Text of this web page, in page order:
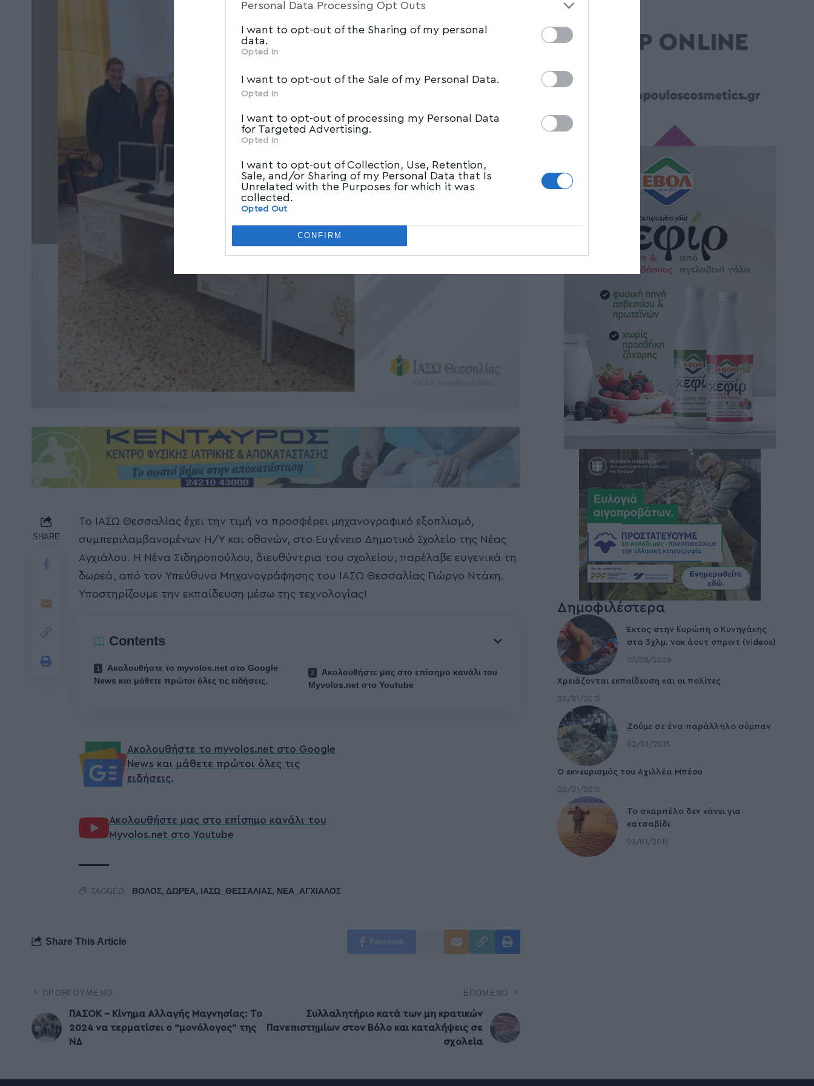
parties.
Personal Data Processing Opt Outs
I want to opt-out of the Sharing of my personal
data.
Opted In
I want to opt-out of the Sale of my Personal Data.
Opted In
I want to opt-out of processing my Personal Data
for Targeted Advertising.
Opted In
I want to opt-out of Collection, Use, Retention,
Sale, and/or Sharing of my Personal Data that Is
Unrelated with the Purposes for which it was
collected.
Opted Out
CONFIRM
SHARE
Το ΙΑΣΩ Θεσσαλίας έχει την τιμή να προσφέρει μηχανογραφικό εξοπλισμό,
συμπεριλαμβανομένων Η/Υ και οθονών, στο Ευγένειο Δημοτικό Σχολείο της Νέας
Αγχιάλου. Η Νένα Σιδηροπούλου, διευθύντρια του σχολείου, παρέλαβε ευγενικά τη
δωρεά, από τον Υπεύθυνο Μηχανογράφησης του ΙΑΣΩ Θεσσαλίας Γιώργο Ντάκη.
Υποστηρίζουμε την εκπαίδευση μέσω της τεχνολογίας!
Contents
Ακολουθήστε το myvolos.net στο Google
News και μάθετε πρώτοι όλες τις ειδήσεις.
Ακολουθήστε μας στο επίσημο κανάλι του
Myvolos.net στο Youtube
Ακολουθήστε το myvolos.net στο Google
News και μάθετε πρώτοι όλες τις
ειδήσεις.
Ακολουθήστε μας στο επίσημο κανάλι του
Myvolos.net στο Youtube
TAGGED: ΒΟΛΟΣ, ΔΩΡΕΑ, ΙΑΣΩ_ΘΕΣΣΑΛΙΑΣ, ΝΕΑ_ΑΓΧΙΑΛΟΣ
Share This Article Facebook
ΠΡΟΗΓΟΎΜΕΝΟ
ΠΑΣΟΚ – Κίνημα Αλλαγής Μαγνησίας: Το
2024 να τερματίσει ο “μονόλογος” της
ΝΔ
ΕΠΌΜΕΝΟ
Συλλαλητήριο κατά των μη κρατικών
Πανεπιστημίων στον Βόλο και καταλήψεις σε
σχολεία
Δημοφιλέστερα
Έκτος στην Ευρώπη ο Κυνηγάκης
στα 3χλμ. νοκ άουτ σπριντ (videos)
07/08/2026
Χρειάζονται εκπαίδευση και οι πολίτες
02/01/2015
Ζούμε σε ένα παράλληλο σύμπαν
02/01/2015
Ο εκνευρισμός του Αχιλλέα Μπέου
02/01/2015
To σκαρπέλο δεν κάνει για
κατσαβίδι
03/01/2015